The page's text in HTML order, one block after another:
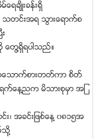
ေရခ်ိဳးခန္းရွိ
သတင္းအရ သြားေရာက္စ
ြ႔ရွိရပါသည္။
ေသာက္စားတတ္ကာ စိတ္
ရက္ေန႔ညက မိသားစုမွာ အျ
အခင္းျဖစ္ေန႔ ၀၈၁၅အ
႔